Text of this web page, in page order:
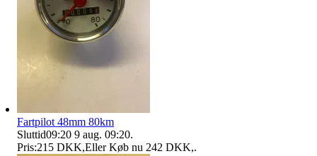
Fartpilot 48mm 80km
Sluttid09:20 9 aug. 09:20.
Pris:215 DKK,Eller Køb nu 242 DKK,.